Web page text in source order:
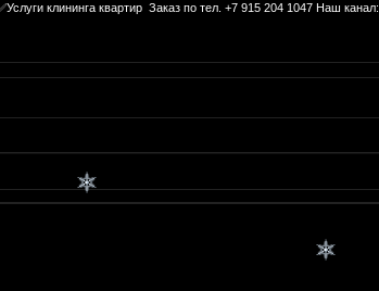
клининга квартир Заказ по тел. +7 915 204 1047 Наш канал: